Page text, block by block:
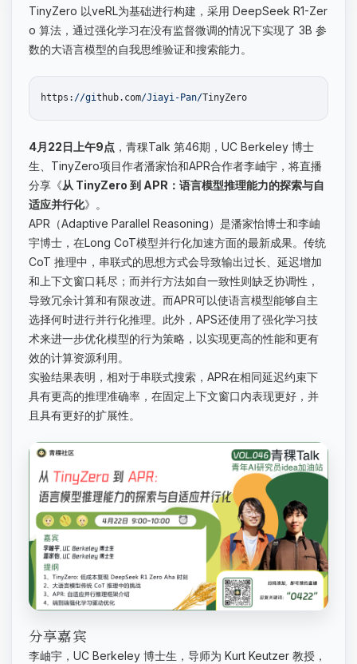
TinyZero 以veRL为基础进行构建，采用 DeepSeek R1-Zer
o 算法，通过强化学习在没有监督微调的情况下实现了 3B 参
数的大语言模型的自我思维验证和搜索能力。
https: //github.com/Jiayi-Pan/
4月22日上午9点 ，青稞Talk 第46期，UC Berkeley 博士
生、TinyZero项目作者潘家怡和APR合作者李岫宇，将直播
分享《从 TinyZero 到 APR：语言模型推理能力的探索与自
适应并行化》。
APR（Adaptive Parallel Reasoning）是潘家怡博士和李岫
宇博士，在Long CoT模型并行化加速方面的最新成果。传统
CoT 推理中，串联式的思想方式会导致输出过长、延迟增加
和上下文窗口耗尽；而并行方法如自一致性则缺乏协调性，
导致冗余计算和有限改进。而APR可以使语言模型能够自主
选择何时进行并行化推理。此外，APS还使用了强化学习技
术来进一步优化模型的行为策略，以实现更高的性能和更有
效的计算资源利用。
实验结果表明，相对于串联式搜索，APR在相同延迟约束下
具有更高的推理准确率，在固定上下文窗口内表现更好，并
且具有更好的扩展性。
分享嘉宾
李岫宇，UC Berkeley 博士生，导师为 Kurt Keutzer 教授，